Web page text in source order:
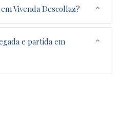
Vivenda Descollaz?
e partida em